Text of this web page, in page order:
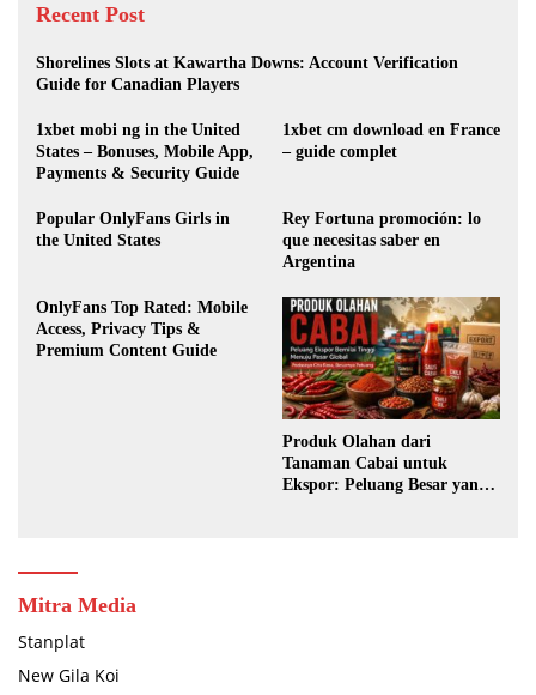
Recent Post
Shorelines Slots at Kawartha Downs: Account Verification
Guide for Canadian Players
1xbet mobi ng in the United
States – Bonuses, Mobile App,
Payments & Security Guide
1xbet cm download en France
– guide complet
Popular OnlyFans Girls in
the United States
Rey Fortuna promoción: lo
que necesitas saber en
Argentina
OnlyFans Top Rated: Mobile
Access, Privacy Tips &
Premium Content Guide
Produk Olahan dari
Tanaman Cabai untuk
Ekspor: Peluang Besar yang
Mitra Media
Stanplat
New Gila Koi